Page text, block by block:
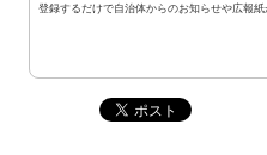
登録するだけで自治体からのお知らせや広報紙